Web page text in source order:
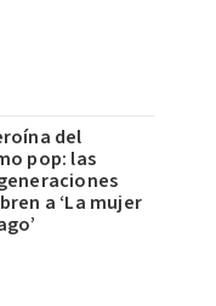
del
pop: las
a ‘La mujer